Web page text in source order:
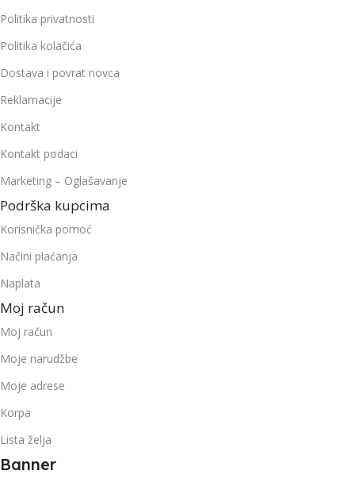
Politika privatnosti
Politika kolačića
Dostava i povrat novca
Reklamacije
Kontakt
Kontakt podaci
Marketing – Oglašavanje
Podrška kupcima
Korisnička pomoć
Načini plaćanja
Naplata
Moj račun
Moj račun
Moje narudžbe
Moje adrese
Korpa
Lista želja
Banner